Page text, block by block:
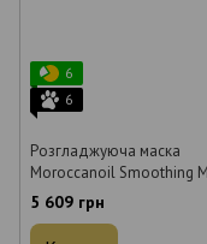
6
6
Розгладжуюча маска
Moroccanoil Smoothing
1000 мл
5 609 грн